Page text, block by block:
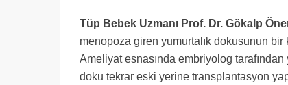
Tüp Bebek Uzmanı Prof. Dr. Gökalp
menopoza giren yumurtalık dokusunun bir
Ameliyat esnasında embriyolog
doku tekrar eski yerine transplantasyon